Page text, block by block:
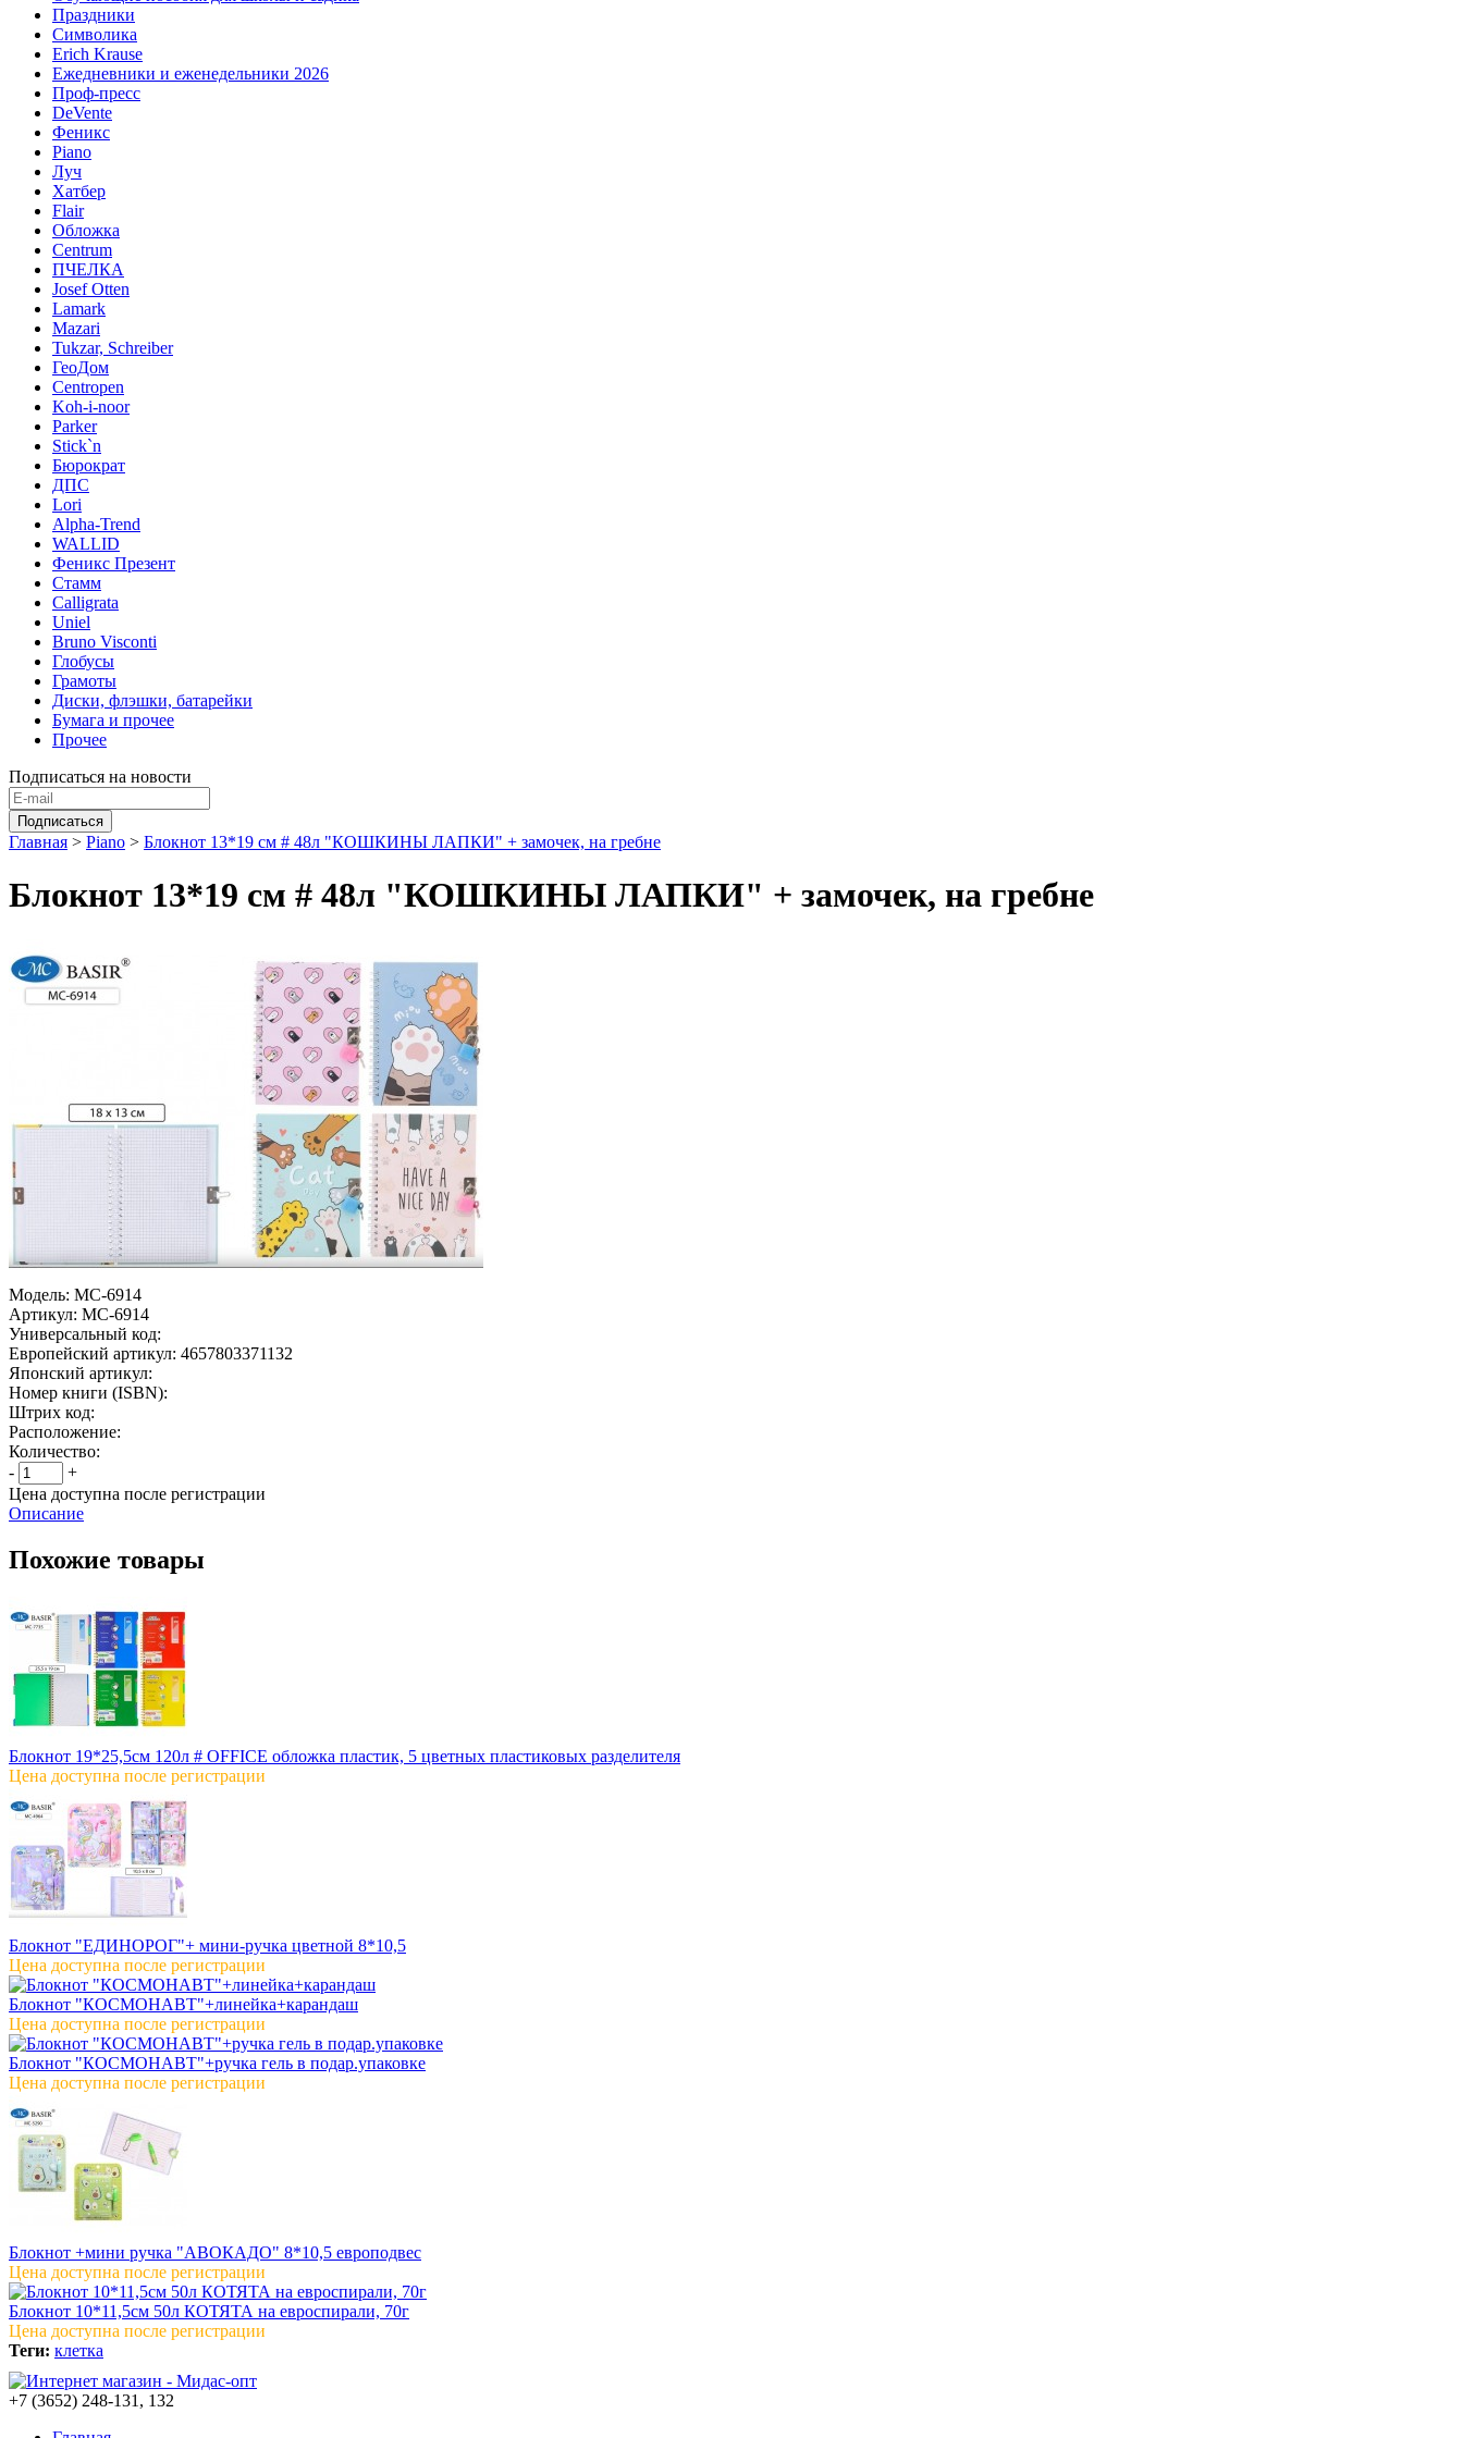
Праздники
Символика
Erich Krause
Ежедневники и еженедельники 2026
Проф-пресс
DeVente
Феникс
Piano
Луч
Хатбер
Flair
Обложка
Centrum
ПЧЕЛКА
Josef Otten
Lamark
Mazari
Tukzar, Schreiber
ГеоДом
Centropen
Koh-i-noor
Parker
Stick`n
Бюрократ
ДПС
Lori
Alpha-Trend
WALLID
Феникс Презент
Стамм
Calligrata
Uniel
Bruno Visconti
Глобусы
Грамоты
Диски, флэшки, батарейки
Бумага и прочее
Прочее
Подписаться на новости
Главная > Piano > Блокнот 13*19 см # 48л "КОШКИНЫ ЛАПКИ" + замочек, на гребне
Блокнот 13*19 см # 48л "КОШКИНЫ ЛАПКИ" + замочек, на гребне
Модель: МС-6914
Артикул: МС-6914
Универсальный код:
Европейский артикул: 4657803371132
Японский артикул:
Номер книги (ISBN):
Штрих код:
Расположение:
Количество:
-
+
Цена доступна после регистрации
Описание
Похожие товары
Блокнот 19*25,5см 120л # OFFICE обложка пластик, 5 цветных пластиковых разделителя
Цена доступна после регистрации
Блокнот "ЕДИНОРОГ"+ мини-ручка цветной 8*10,5
Цена доступна после регистрации
Блокнот "КОСМОНАВТ"+линейка+карандаш
Цена доступна после регистрации
Блокнот "КОСМОНАВТ"+ручка гель в подар.упаковке
Цена доступна после регистрации
Блокнот +мини ручка "АВОКАДО" 8*10,5 европодвес
Цена доступна после регистрации
Блокнот 10*11,5см 50л КОТЯТА на евроспирали, 70г
Цена доступна после регистрации
Теги: клетка
+7 (3652) 248-131, 132